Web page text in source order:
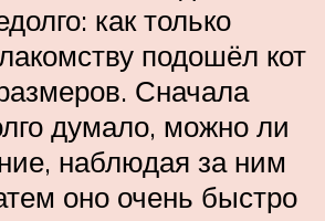
как только
подошёл кот
Сначала
думало, можно ли
наблюдая за ним
оно очень быстро